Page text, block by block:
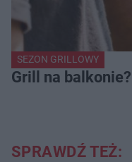
SEZON GRILLOWY
Grill na
SPRAWDŹ TEŻ: